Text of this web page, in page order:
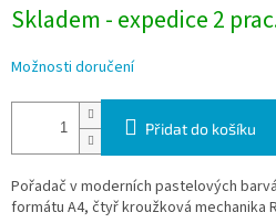
Skladem - expedice 2
Možnosti doručení
Přidat do košíku
Pořadač v moderních pastelových
formátu A4, čtyř kroužková mechanika